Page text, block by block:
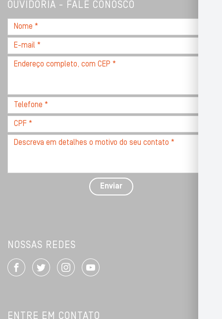
OUVIDORIA - FALE CONOSCO
Nome
*
E-
mail
Endereço
CEP
Telefone
*
CPF
*
Descreva
com
Enviar
NOSSAS REDES
ENTRE EM CONTATO